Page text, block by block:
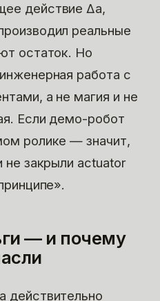
действие Δa,
реальные
остаток. Но
работа с
а не магия и не
Если демо-робот
ролике — значит,
не закрыли actuator
— и почему
действительно